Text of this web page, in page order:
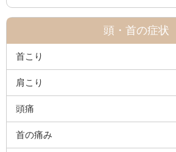
頭・首の症状
首こり
肩こり
頭痛
首の痛み